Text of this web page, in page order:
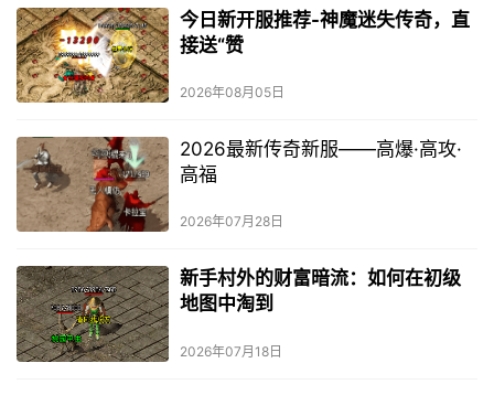
今日新开服推荐-神魔迷失传奇，直
接送“赞
2026年08月05日
2026最新传奇新服——高爆·高攻·
高福
2026年07月28日
新手村外的财富暗流：如何在初级
地图中淘到
2026年07月18日